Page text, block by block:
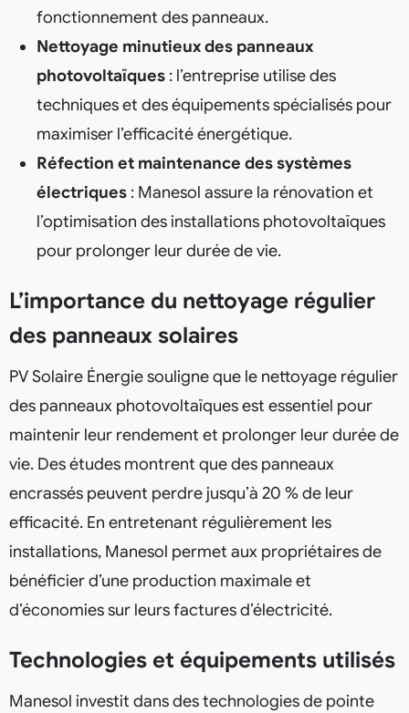
fonctionnement des panneaux.
Nettoyage minutieux des panneaux
photovoltaïques : l’entreprise utilise des
techniques et des équipements spécialisés pour
maximiser l’efficacité énergétique.
Réfection et maintenance des systèmes
électriques : Manesol assure la rénovation et
l’optimisation des installations photovoltaïques
pour prolonger leur durée de vie.
L’importance du nettoyage régulier
des panneaux solaires
PV Solaire Énergie souligne que le nettoyage régulier
des panneaux photovoltaïques est essentiel pour
maintenir leur rendement et prolonger leur durée de
vie. Des études montrent que des panneaux
encrassés peuvent perdre jusqu’à 20 % de leur
efficacité. En entretenant régulièrement les
installations, Manesol permet aux propriétaires de
bénéficier d’une production maximale et
d’économies sur leurs factures d’électricité.
Technologies et équipements utilisés
Manesol investit dans des technologies de pointe